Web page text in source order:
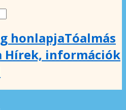
Tóalmás
Hírek, információk